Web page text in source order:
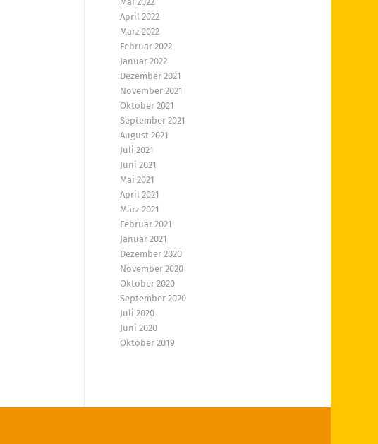
April 2022
März 2022
Februar 2022
Januar 2022
Dezember 2021
November 2021
Oktober 2021
September 2021
August 2021
Juli 2021
Juni 2021
Mai 2021
April 2021
März 2021
Februar 2021
Januar 2021
Dezember 2020
November 2020
Oktober 2020
September 2020
Juli 2020
Juni 2020
Oktober 2019